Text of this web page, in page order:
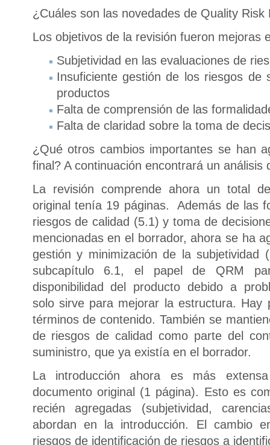
¿Cuáles son las novedades de Quality
Los objetivos de la revisión fueron mejoras
Subjetividad en las evaluaciones de
Insuficiente gestión de los riesgos de
productos
Falta de comprensión de las
Falta de claridad sobre la toma de
¿Qué otros cambios importantes se han
final? A continuación encontrará un análisis
La revisión comprende ahora un total
original tenía 19 páginas. Además de las
riesgos de calidad (5.1) y toma de
mencionadas en el borrador, ahora se ha
gestión y minimización de la subjetividad
subcapítulo 6.1, el papel de QRM
disponibilidad del producto debido a
solo sirve para mejorar la estructura.
términos de contenido. También se
de riesgos de calidad como parte del
suministro, que ya existía en el borrador.
La introducción ahora es más
documento original (1 página). Esto es
recién agregadas (subjetividad,
abordan en la introducción. El cambio
riesgos de identificación de riesgos a